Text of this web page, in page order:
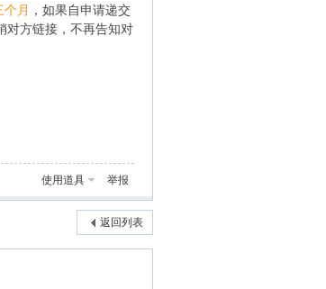
个月
，如果自申请递交
对方链接，不再告知对
使用道具 举报
返回列表